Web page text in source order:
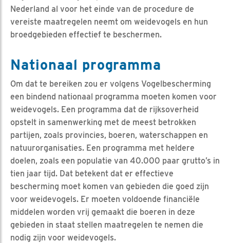
Nederland al voor het einde van de procedure de
vereiste maatregelen neemt om weidevogels en hun
broedgebieden effectief te beschermen.
Nationaal programma
Om dat te bereiken zou er volgens Vogelbescherming
een bindend nationaal programma moeten komen voor
weidevogels. Een programma dat de rijksoverheid
opstelt in samenwerking met de meest betrokken
partijen, zoals provincies, boeren, waterschappen en
natuurorganisaties. Een programma met heldere
doelen, zoals een populatie van 40.000 paar grutto’s in
tien jaar tijd. Dat betekent dat er effectieve
bescherming moet komen van gebieden die goed zijn
voor weidevogels. Er moeten voldoende financiële
middelen worden vrij gemaakt die boeren in deze
gebieden in staat stellen maatregelen te nemen die
nodig zijn voor weidevogels.